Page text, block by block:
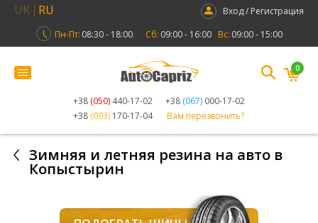
UK RU
Вход / Регистрация
Пн-Пт: 08:30 - 18:00 Сб: 09:00 - 16:00 Вс: 09:00 - 15:00
+38 (050) 440-17-02 +38 (067) 000-17-02
+38 (093) 170-17-04 Вам перезвонить?
0
Зимняя и летняя резина на авто в
Копыстырин